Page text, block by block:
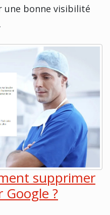
une bonne visibilité
.
supprimer
?